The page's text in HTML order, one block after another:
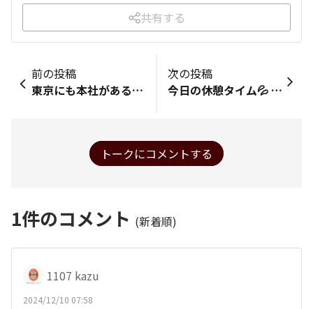
共有する
前の投稿
東京にも本社があるが名古屋錦にあるのが昔からの本当の本社社屋があるKAGOMEさん！通販しか売ってない最近の新商品"日本のトマト"買ってみた！優しいお味でほんの少し酸味もあるような感じがするどらうまいトマト🍅ジュースじゃん！😆 飲むときには口ですりおろしを感じるが飲んだあと舌には一切すりおろしたつぶつぶを感じない！😋不思議な感覚じゃ〜！😃👍まずはジュースを1本普通に飲んであとは燻とSORACHIでブラッディ・メアリーにしてあっ！うまっ!ジュースとビールがいいとカクテルもワンランクアップしますなぁ〜😆😆🍺🍅🍸🍹堪らん！今宵も乾杯🍻‼️🤣
次の投稿
今日の休憩タイム💦 今日はリッチに崎陽軒の炒飯弁当🍱 シウマイ、鶏から、塩やきそば、筍煮、風味蒲鉾とクラゲの酢の物、美味しかったです😊
トークにコメントする
1件のコメント (新着順)
1107 kazu
2024/12/10 07:58